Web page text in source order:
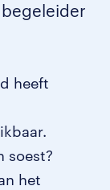
begeleider
heeft
soest?
het